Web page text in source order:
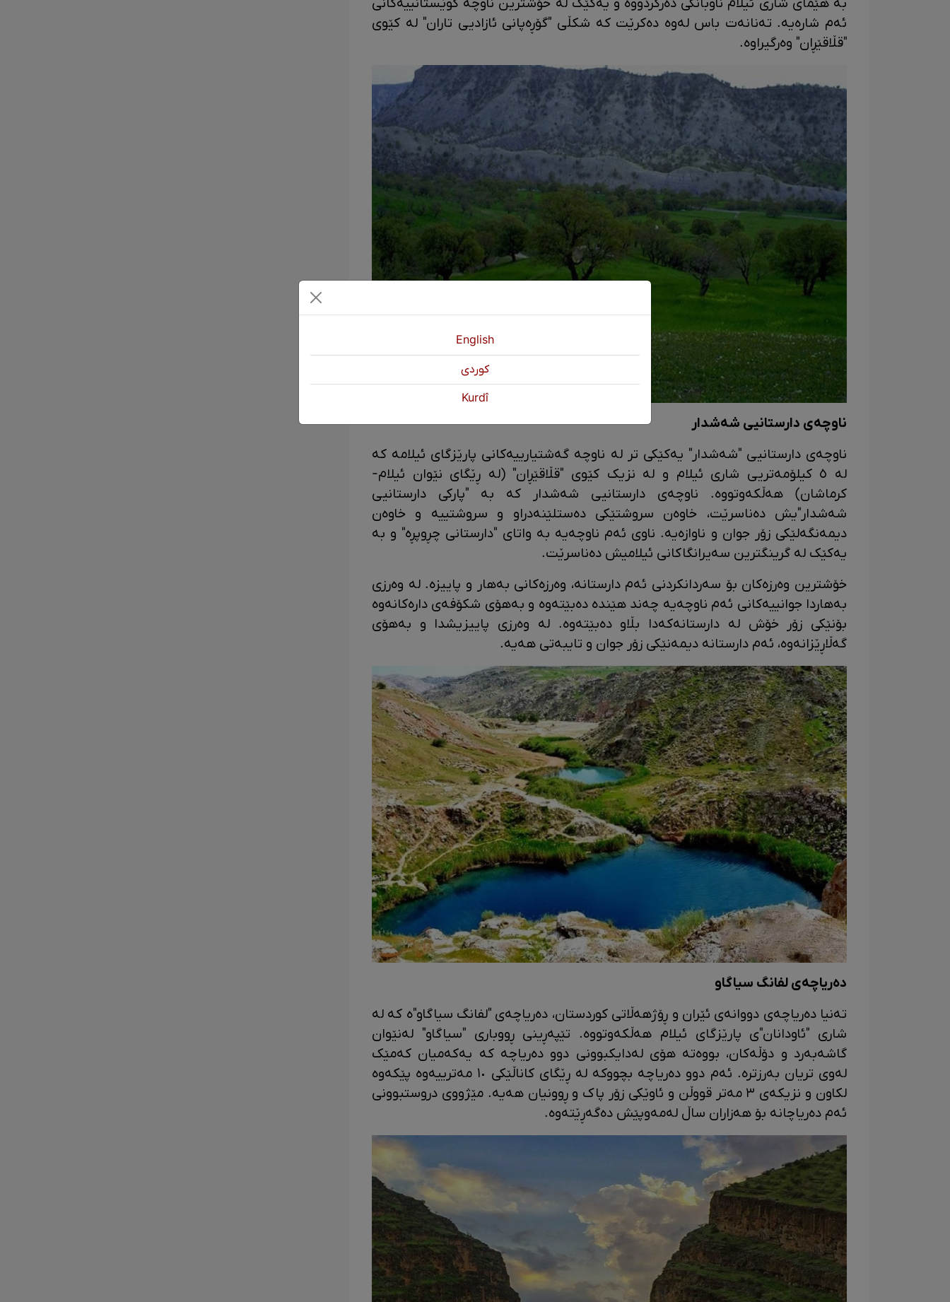
بە هێمای شاری ئیلام ناوبانگی دەرکردووە و یەکێک لە خۆشترین ناوچە کوێستانییەکانی
ئەم شارەیە. تەنانەت باس لەوە دەکرێت کە شکڵی "گۆڕەپانی ئازادیی تاران" لە کێوی
"قڵاقێڕان" وەرگیراوە.
ناوچەی دارستانیی شەشدار
ناوچەی دارستانیی "شەشدار" یەکێکی تر لە ناوچە گەشتیارییەکانی پارێزگای ئیلامە کە
لە ٥ کیلۆمەتریی شاری ئیلام و لە نزیک کێوی "قڵاقێڕان" (لە ڕێگای نێوان ئیلام-
کرماشان) هەڵکەوتووە. ناوچەی دارستانیی شەشدار کە بە "پارکی دارستانیی
شەشدار"یش دەناسرێت، خاوەن سروشتێکی دەستلێنەدراو و سروشتییە و خاوەن
دیمەنگەلێکی زۆر جوان و ناوازەیە. ناوی ئەم ناوچەیە بە واتای "دارستانی چڕوپڕە" و بە
یەکێک لە گرینگترین سەیرانگاکانی ئیلامیش دەناسرێت.
خۆشترین وەرزەکان بۆ سەردانکردنی ئەم دارستانە، وەرزەکانی بەهار و پاییزە. لە وەرزی
بەهاردا جوانییەکانی ئەم ناوچەیە چەند هێندە دەبێتەوە و بەهۆی شکۆفەی دارەکانەوە
بۆنێکی زۆر خۆش لە دارستانەکەدا بڵاو دەبێتەوە. لە وەرزی پاییزیشدا و بەهۆی
گەڵاڕێزانەوە، ئەم دارستانە دیمەنێکی زۆر جوان و تایبەتی هەیە.
دەریاچەی لفانگ سیاگاو
تەنیا دەریاچەی دووانەی ئێران و ڕۆژهەڵاتی کوردستان، دەریاچەی "لفانگ سیاگاو"ە کە لە
شاری "ئاودانان"ی پارێزگای ئیلام هەڵکەوتووە. تێپەڕینی ڕووباری "سیاگاو" لەنێوان
گاشەبەرد و دۆڵەکان، بووەتە هۆی لەدایکبوونی دوو دەریاچە کە یەکەمیان کەمێک
لەوی تریان بەرزترە. ئەم دوو دەریاچە بچووکە لە ڕێگای کاناڵێکی ١٠ مەترییەوە پێکەوە
لکاون و نزیکەی ٣ مەتر قووڵن و ئاوێکی زۆر پاک و ڕوونیان هەیە. مێژووی دروستبوونی
ئەم دەریاچانە بۆ هەزاران ساڵ لەمەوپێش دەگەڕێتەوە.
English
كوردی
Kurdî